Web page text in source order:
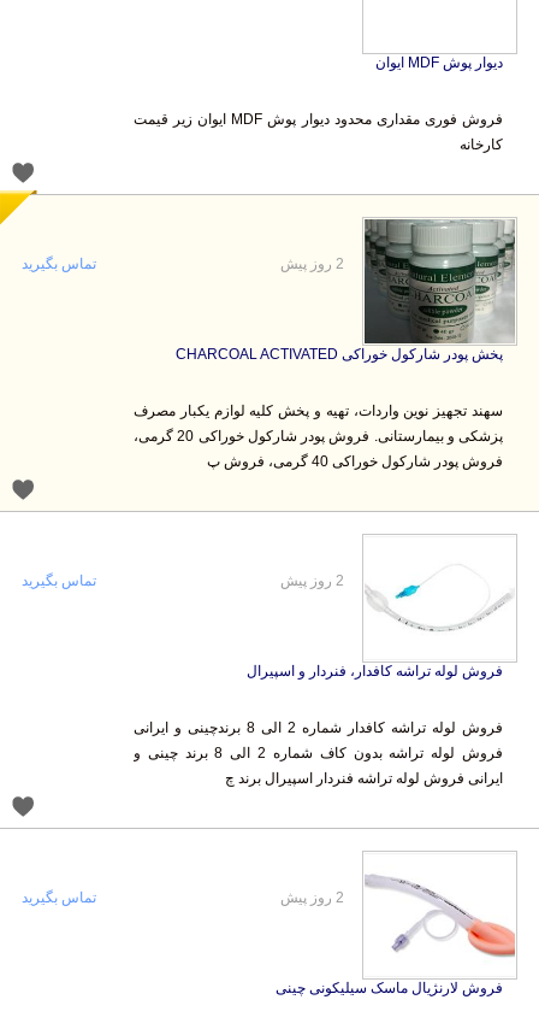
دیوار پوش MDF ایوان
فروش فوری مقداری محدود دیوار پوش MDF ایوان زیر قیمت
کارخانه
پخش پودر شارکول خوراکی CHARCOAL ACTIVATED
سهند تجهیز نوین واردات، تهیه و پخش کلیه لوازم یکبار مصرف
پزشکی و بیمارستانی. فروش پودر شارکول خوراکی 20 گرمی،
فروش پودر شارکول خوراکی 40 گرمی، فروش پ
تماس بگیرید
فروش لوله تراشه کافدار، فنردار و اسپیرال
فروش لوله تراشه کافدار شماره 2 الی 8 برندچینی و ایرانی
فروش لوله تراشه بدون کاف شماره 2 الی 8 برند چینی و
ایرانی فروش لوله تراشه فنردار اسپیرال برند چ
تماس بگیرید
فروش لارنژیال ماسک سیلیکونی چینی
تماس بگیرید